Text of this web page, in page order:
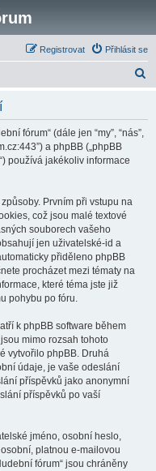
Přihlásit se
Registrovat
fórum“ (dále jen “my”, “nás”,
a phpBB („phpBB
používá jakékoliv informace
Prvním při vstupu na
což jsou malé textové
souborech vašeho
jen uživatelské-id a
přiděleno phpBB
procházet mezi tématy na
které téma jste již
pohybu po fóru.
k phpBB software během
mimo rozsah tohoto
vytvořilo phpBB. Druhá
údaje, je vaše odeslání
příspěvků jako anonymní
příspěvků po vaší
jméno, osobní heslo,
platnou e-mailovou
fórum“ jsou chráněny